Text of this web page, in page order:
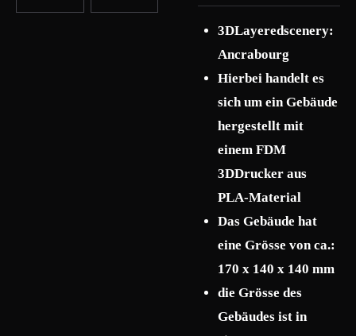
3DLayeredscenery:
Ancrabourg
Hierbei handelt es
sich um ein Gebäude
hergestellt mit
einem FDM
3DDrucker aus
PLA-Material
Das Gebäude hat
eine Grösse von ca.:
170 x 140 x 140 mm
die Grösse des
Gebäudes ist in